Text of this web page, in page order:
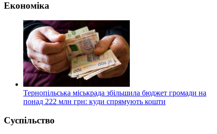
Економіка
Тернопільська міськрада збільшила бюджет громади на
понад 222 млн грн: куди спрямують кошти
Суспільство